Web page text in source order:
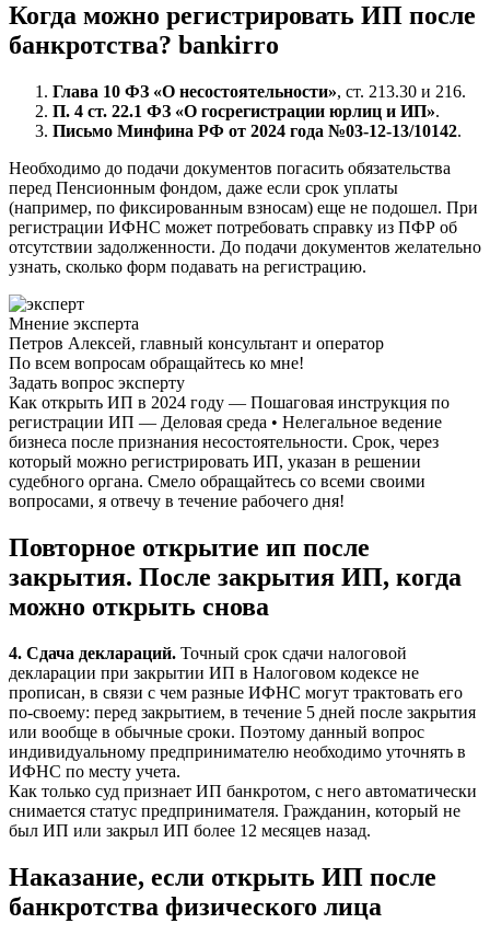
Когда можно регистрировать ИП после
банкротства? bankirro
Глава 10 ФЗ «О несостоятельности», ст. 213.30 и 216.
П. 4 ст. 22.1 ФЗ «О госрегистрации юрлиц и ИП».
Письмо Минфина РФ от 2024 года №03-12-13/10142.
Необходимо до подачи документов погасить обязательства
перед Пенсионным фондом, даже если срок уплаты
(например, по фиксированным взносам) еще не подошел. При
регистрации ИФНС может потребовать справку из ПФР об
отсутствии задолженности. До подачи документов желательно
узнать, сколько форм подавать на регистрацию.
Мнение эксперта
Петров Алексей, главный консультант и оператор
По всем вопросам обращайтесь ко мне!
Задать вопрос эксперту
Как открыть ИП в 2024 году — Пошаговая инструкция по
регистрации ИП — Деловая среда • Нелегальное ведение
бизнеса после признания несостоятельности. Срок, через
который можно регистрировать ИП, указан в решении
судебного органа. Смело обращайтесь со всеми своими
вопросами, я отвечу в течение рабочего дня!
Повторное открытие ип после
закрытия. После закрытия ИП, когда
можно открыть снова
4. Сдача деклараций. Точный срок сдачи налоговой
декларации при закрытии ИП в Налоговом кодексе не
прописан, в связи с чем разные ИФНС могут трактовать его
по-своему: перед закрытием, в течение 5 дней после закрытия
или вообще в обычные сроки. Поэтому данный вопрос
индивидуальному предпринимателю необходимо уточнять в
ИФНС по месту учета.
Как только суд признает ИП банкротом, с него автоматически
снимается статус предпринимателя. Гражданин, который не
был ИП или закрыл ИП более 12 месяцев назад.
Наказание, если открыть ИП после
банкротства физического лица